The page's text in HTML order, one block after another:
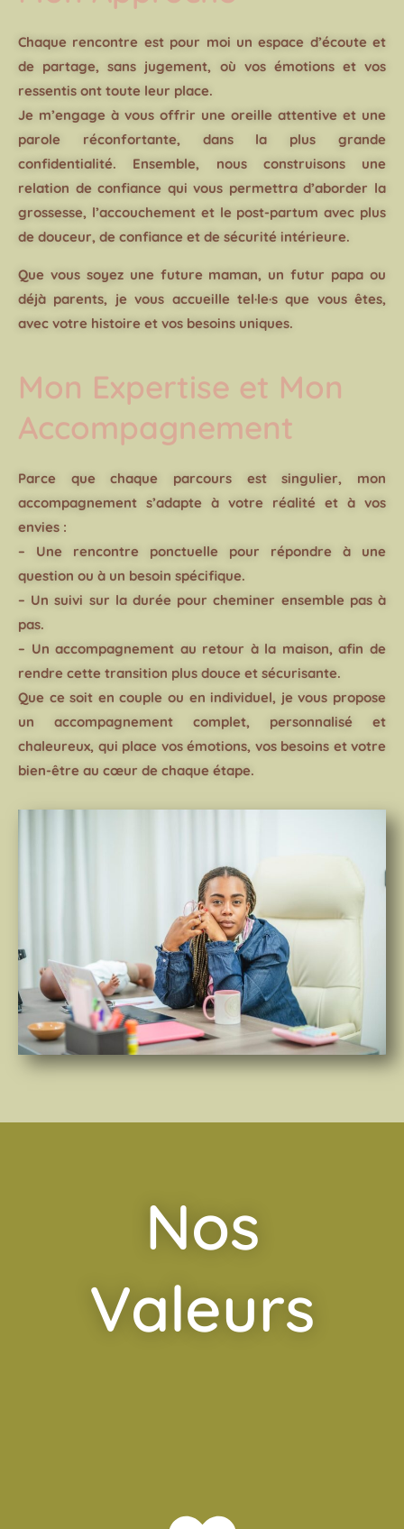
Chaque rencontre est pour moi un espace d’écoute et
de partage, sans jugement, où vos émotions et vos
ressentis ont toute leur place.
Je m’engage à vous offrir une oreille attentive et une
parole réconfortante, dans la plus grande
confidentialité. Ensemble, nous construisons une
relation de confiance qui vous permettra d’aborder la
grossesse, l’accouchement et le post-partum avec plus
de douceur, de confiance et de sécurité intérieure.
Que vous soyez une future maman, un futur papa ou
déjà parents, je vous accueille tel·le·s que vous êtes,
avec votre histoire et vos besoins uniques.
Mon Expertise et Mon
Accompagnement
Parce que chaque parcours est singulier, mon
accompagnement s’adapte à votre réalité et à vos
envies :
– Une rencontre ponctuelle pour répondre à une
question ou à un besoin spécifique.
– Un suivi sur la durée pour cheminer ensemble pas à
pas.
– Un accompagnement au retour à la maison, afin de
rendre cette transition plus douce et sécurisante.
Que ce soit en couple ou en individuel, je vous propose
un accompagnement complet, personnalisé et
chaleureux, qui place vos émotions, vos besoins et votre
bien-être au cœur de chaque étape.
Nos
Valeurs